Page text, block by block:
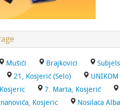
Mušići Brajkovici
21, Kosjerić (Selo)
7. Marta, Kosjerić
Kosjeric
Nosilaca